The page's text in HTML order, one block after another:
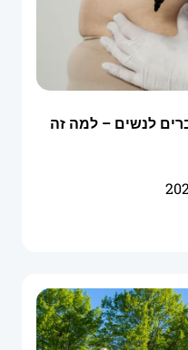
לנשים – למה זה